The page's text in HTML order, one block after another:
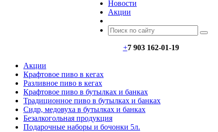
Новости
Акции
+7 903 162-01-19
Акции
Крафтовое пиво в кегах
Разливное пиво в кегах
Крафтовое пиво в бутылках и банках
Традиционное пиво в бутылках и банках
Сидр, медовуха в бутылках и банках
Безалкогольная продукция
Подарочные наборы и бочонки 5л.